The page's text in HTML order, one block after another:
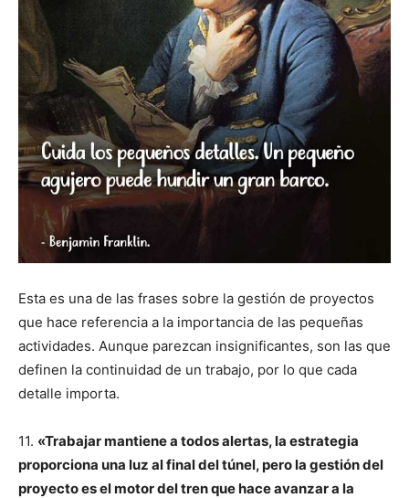
Esta es una de las frases sobre la gestión de proyectos
que hace referencia a la importancia de las pequeñas
actividades. Aunque parezcan insignificantes, son las que
definen la continuidad de un trabajo, por lo que cada
detalle importa.
11. «Trabajar mantiene a todos alertas, la estrategia
proporciona una luz al final del túnel, pero la gestión del
proyecto es el motor del tren que hace avanzar a la